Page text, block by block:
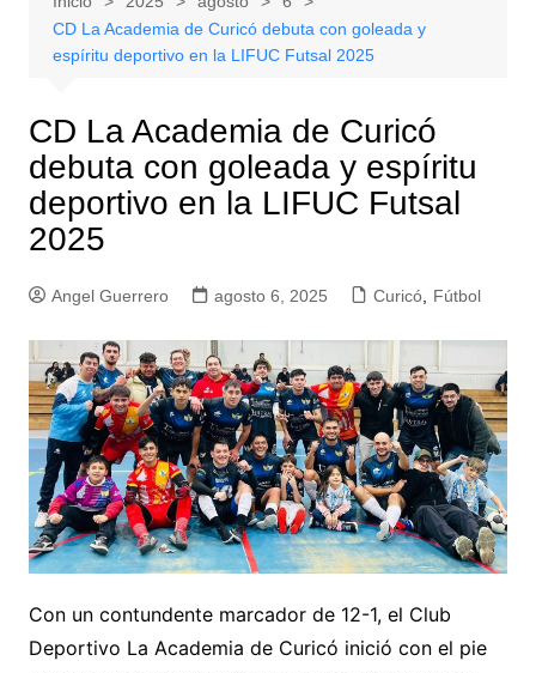
CD La Academia de Curicó debuta con goleada y
espíritu deportivo en la LIFUC Futsal 2025
CD La Academia de Curicó
debuta con goleada y espíritu
deportivo en la LIFUC Futsal
2025
Angel Guerrero agosto 6, 2025 Curicó, Fútbol
Con un contundente marcador de 12-1, el Club
Deportivo La Academia de Curicó inició con el pie